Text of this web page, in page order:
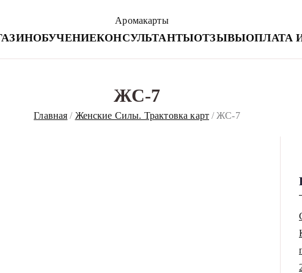
Аромакарты
Психологические эфирные карты •
ОБУЧЕНИЕКОНСУЛЬТАНТЫОТЗЫВЫОПЛАТА
ЖС-7
Главная Женские Силы. Трактовка карт ЖС-7